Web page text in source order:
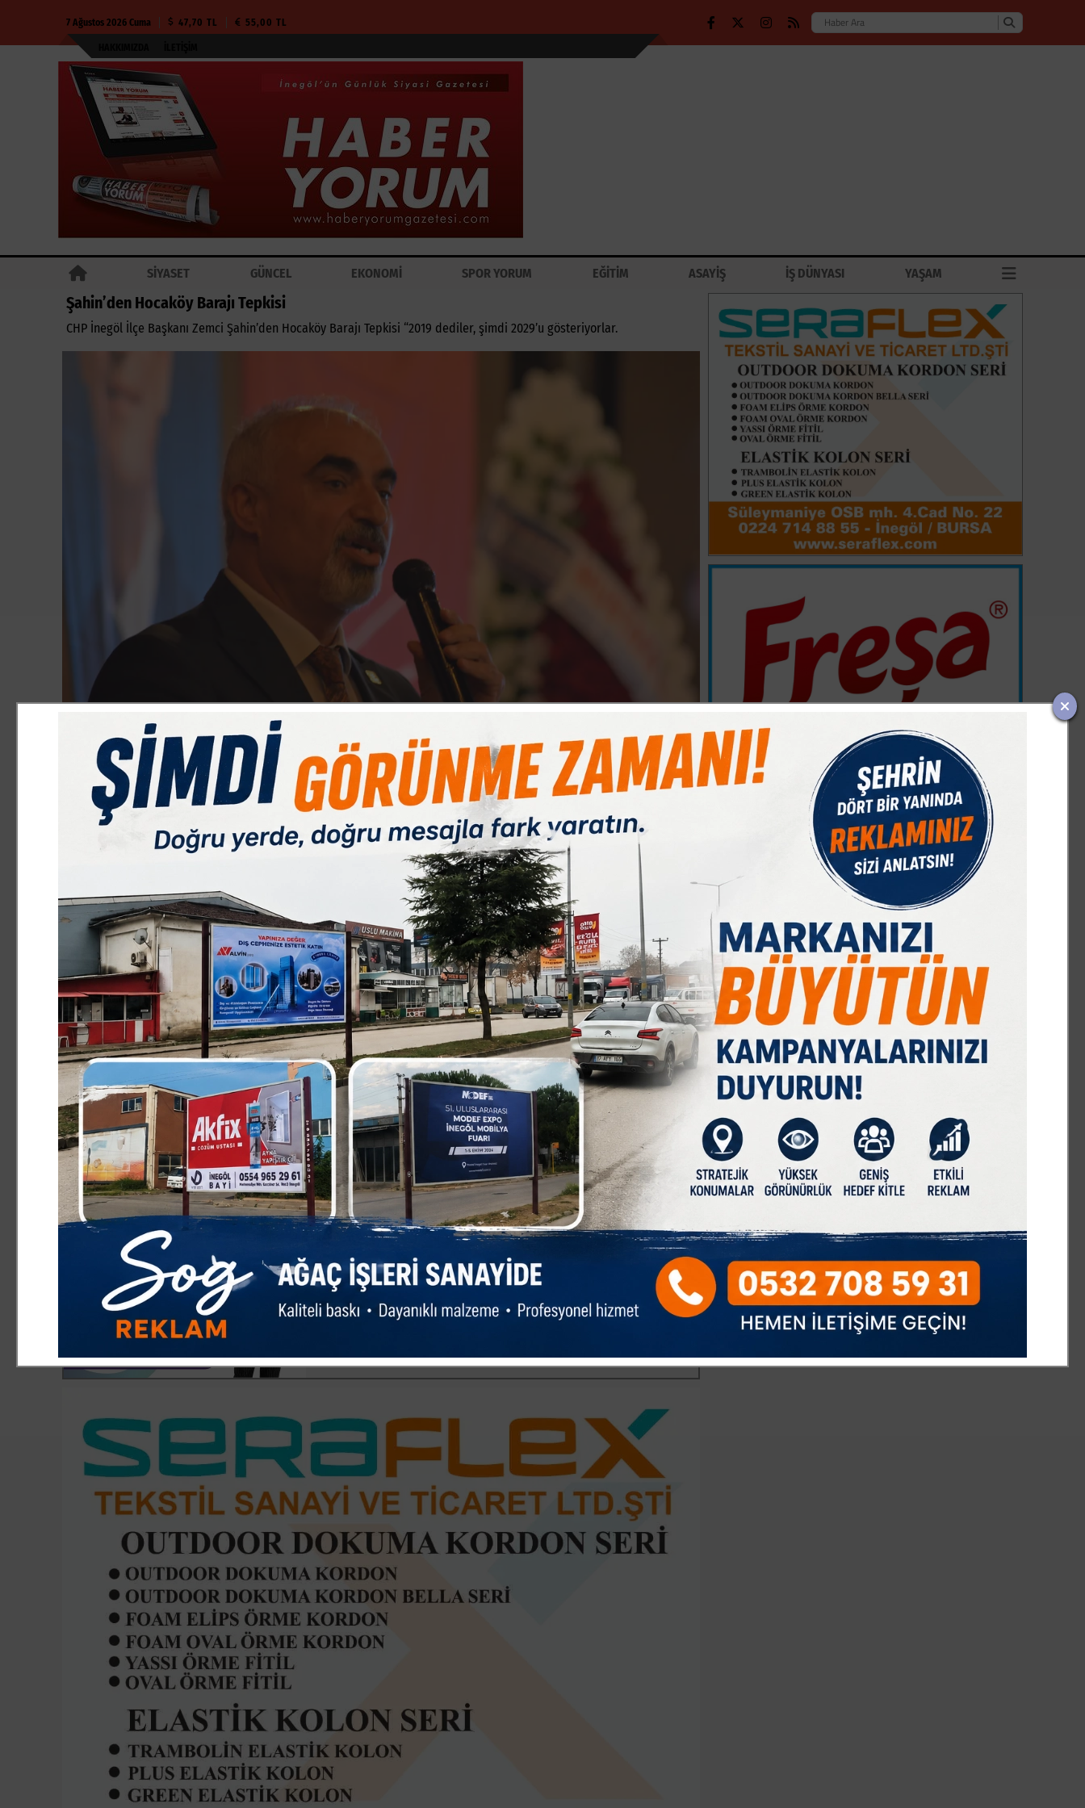
7 Ağustos 2026 Cuma 47,70 TL 55,00 TL
SİYASET GÜNCEL EKONOMİ SPOR YORUM EĞİTİM ASAYİŞ İŞ DÜNYASI YAŞAM
Şahin’den Hocaköy Barajı Tepkisi
CHP İnegöl İlçe Başkanı Zemci Şahin’den Hocaköy Barajı Tepkisi “2019 dediler, şimdi 2029’u gösteriyorlar.
SİYASET 7.10.2025 14:30:00 0
Paylas Paylas Paylas Paylas
Cumhuriyet Halk Partisi İnegöl İlçe Başkanı Zemci Şahin, İnegöl’ün içme suyu ihtiyacını karşılamak üzere temeli 2016
yılında atılan Hocaköy Barajı’nın hâlâ tamamlanmamış olmasına tepki gösterdi. "Aradan geçen 9 yıla rağmen barajdan
ne su geldi ne umut" diyen Şahin, gecikmelerin artık kabul edilemez duruma geldiğini ifade etti.
“2019 dediler, şimdi 2029’u gösteriyorlar”
Başkan Şahin, yaptığı açıklamada, “Hocaköy Barajı’nın temeli 2016’da atıldı. 2019’da bitecek dediler, şimdi 2029’u
gösteriyorlar. On yıl gecikmenin üstüne bir on yıl daha. Bu halkın ihtiyacını görmezden gelmek, halkın sabrını sınamak
demektir” ifadelerini kullandı.
“İnceleme değil, icraat bekliyoruz”
Baraj sahasında yapılan son ziyaretlere de değinen Şahin, “Sayın vekilimiz incelemelerde bulunmuş… Halkın suyunu 9
yıl geciktirenler şimdi gelip poz veriyor. Oysa bu baraj halkın ihtiyacıydı, halkın hakkıydı” dedi.
“AKP artık üretmiyor, sadece bahane üretiyor”
CHP İlçe Başkanı Şahin, iktidarın su gibi temel bir ihtiyacı bile karşılayamamasını eleştirerek, “Bir gün ‘tasarruf’
diyerek halkın sofrasına göz dikiyorlar, bir gün ‘enflasyon düşecek’ diyerek umut satıyorlar. Ama 23 yıldır aynı hikâye.
‘Yarın daha iyi olacak’ diyorlar ancak o yarın hiç gelmedi” dedi.
17676,14
DOLAR
EURO
55,00
% -0,01
GRAM ALTIN
% 1,35
Ç. ALTIN
10424,01